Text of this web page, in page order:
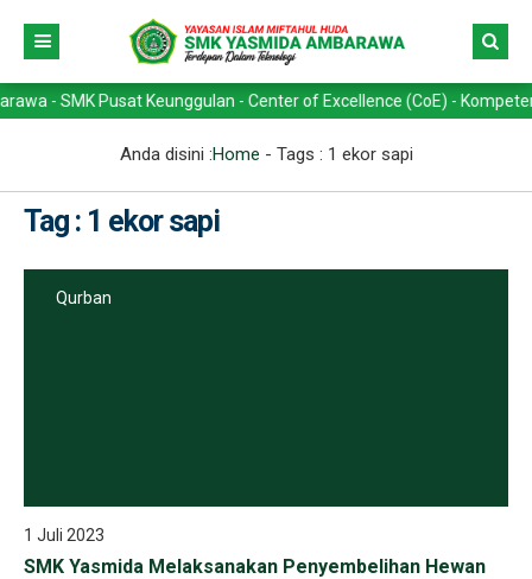
- SMK Pusat Keunggulan - Center of Excellence (CoE) -
Anda disini :Home - Tags : 1 ekor sapi
Tag : 1 ekor sapi
Qurban
1 Juli 2023
SMK Yasmida Melaksanakan Penyembelihan Hewan